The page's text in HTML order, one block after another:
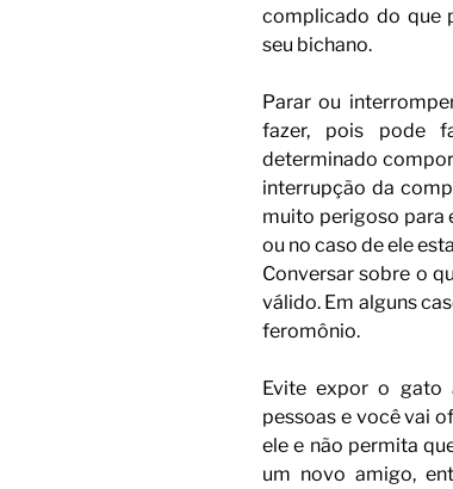
complicado do que
seu bichano.
Parar ou
fazer, pois pode
determinado
interrupção da
muito perigoso para
ou no caso de ele
Conversar sobre o
válido. Em alguns
feromônio.
Evite expor o gato
pessoas e você vai
ele e não permita
um novo amigo,